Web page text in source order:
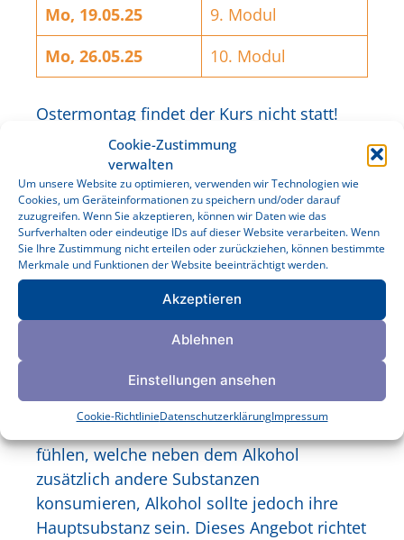
Cookie-Zustimmung
verwalten
Um unsere Website zu optimieren, verwenden wir Technologien wie
Cookies, um Geräteinformationen zu speichern und/oder darauf
zuzugreifen. Wenn Sie akzeptieren, können wir Daten wie das
Surfverhalten oder eindeutige IDs auf dieser Website verarbeiten. Wenn
Sie Ihre Zustimmung nicht erteilen oder zurückziehen, können bestimmte
Merkmale und Funktionen der Website beeinträchtigt werden.
Akzeptieren
Ablehnen
Einstellungen ansehen
Cookie-RichtlinieDatenschutzerklärungImpressum
Mo, 19.05.25
9. Modul
Mo, 26.05.25
10. Modul
Ostermontag findet der Kurs nicht statt!
Was ist KT und an wen richtet sich das
Programm?
KT steht für „Kontrolliertes Trinken“
undist ein10-wöchiges Gruppenangebot,
welches sich an Menschen richtet, die
Alkohol konsumieren, sich aktiv mit ihrem
Konsum beschäftigen wollen, diesen
die Abstinenz dabei jedochNICHT
zwangsläufig im Vordergrund steht. Auch
fühlen, welche neben dem Alkohol
zusätzlich andere Substanzen
konsumieren, Alkohol sollte jedoch ihre
Hauptsubstanz sein. Dieses Angebot richtet